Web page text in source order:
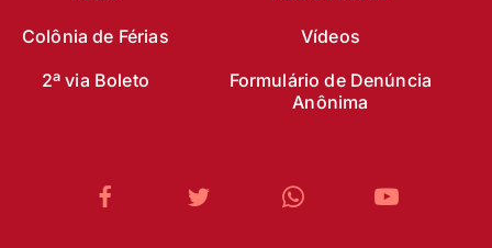
Colônia de Férias
Vídeos
2ª via Boleto
Formulário de Denúncia
Anônima